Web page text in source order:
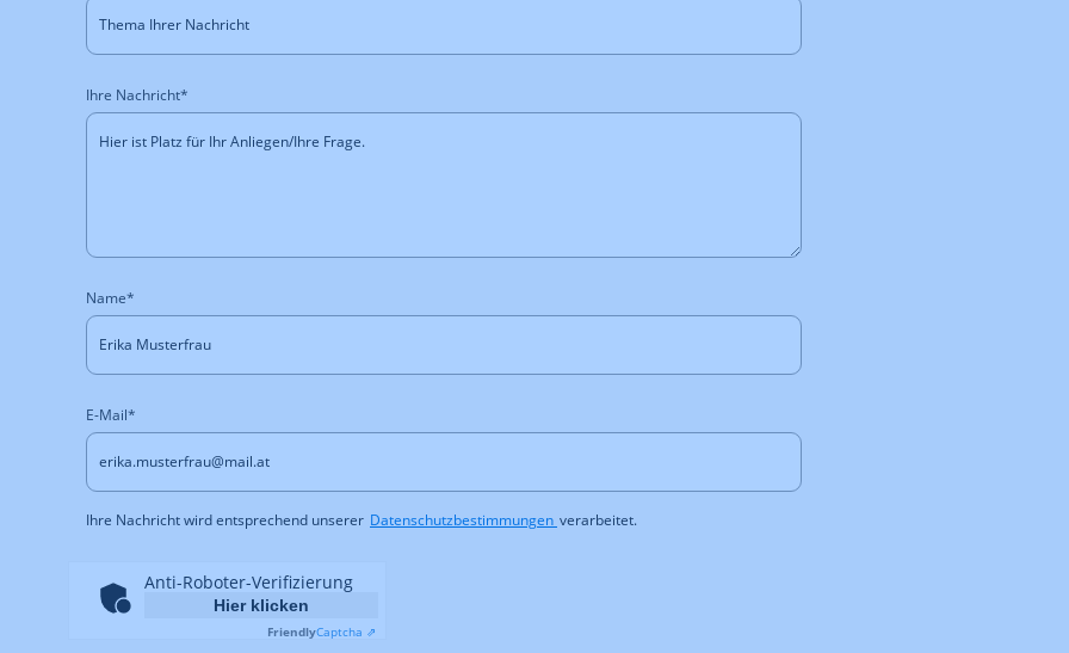
Ihre Nachricht*
Name*
E-Mail*
Ihre Nachricht wird entsprechend unserer Datenschutzbestimmungen verarbeitet.
Anti-Roboter-Verifizierung
Hier klicken
FriendlyCaptcha ⇗